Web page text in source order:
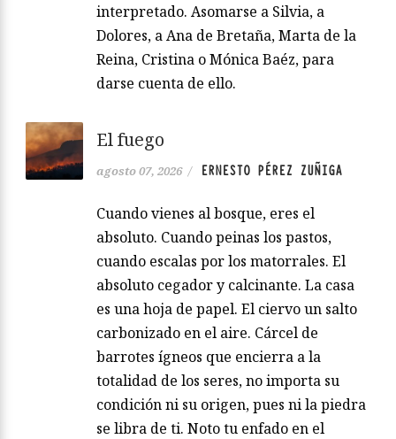
interpretado. Asomarse a Silvia, a
Dolores, a Ana de Bretaña, Marta de la
Reina, Cristina o Mónica Baéz, para
darse cuenta de ello.
El fuego
agosto 07, 2026 / ERNESTO PÉREZ ZUÑIGA
Cuando vienes al bosque, eres el
absoluto. Cuando peinas los pastos,
cuando escalas por los matorrales. El
absoluto cegador y calcinante. La casa
es una hoja de papel. El ciervo un salto
carbonizado en el aire. Cárcel de
barrotes ígneos que encierra a la
totalidad de los seres, no importa su
condición ni su origen, pues ni la piedra
se libra de ti. Noto tu enfado en el